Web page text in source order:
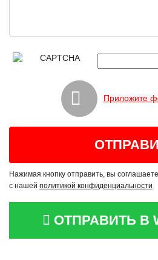
Приложите
Нажимая кнопку отправить, вы
с нашей политикой конфиденциальности
ОТПРАВИТЬ В